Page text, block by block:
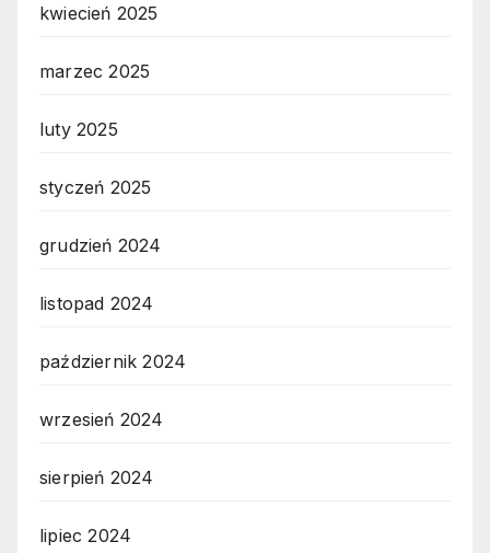
kwiecień 2025
marzec 2025
luty 2025
styczeń 2025
grudzień 2024
listopad 2024
październik 2024
wrzesień 2024
sierpień 2024
lipiec 2024